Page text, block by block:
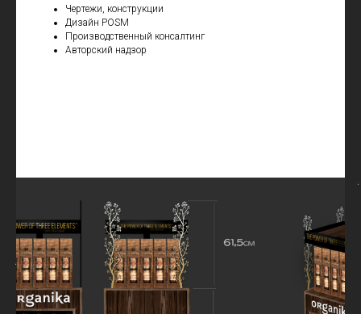
Чертежи, конструкции
Дизайн POSM
Производственный консалтинг
Авторский надзор